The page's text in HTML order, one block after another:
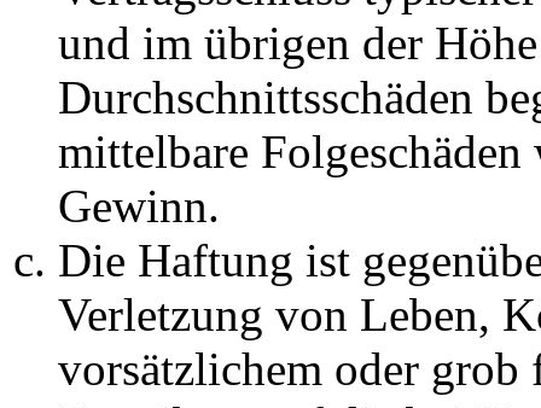
und im übrigen der
Durchschnittsschäden
mittelbare Folgeschäden
Gewinn.
Die Haftung ist
Verletzung von Leben,
vorsätzlichem oder grob